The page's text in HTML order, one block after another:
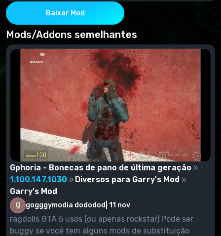
Licença:
Clique no botão Workshop, na guia que abre clique no
botão "Inscrever".
Pirata:
Abra o arquivo, haverá uma pasta (SINKABLE) RMS
Valiant extraí-lo em
garrysmod\garrysmod\addons
Exemplo:C:\Program Files\Garrys
Mod\garrysmod\addons
Baixar Mod
Mods/Addons semelhantes
Gphoria - Bonecas de pano de última geração
1.100.147.1030
Diversos para Garry's Mod
Garry's Mod
gogggymodia dododod 11 nov
ragdolls GTA 5 usos (ou apenas rockstar) Pode ser
buggy se você tem alguns mods de substituição